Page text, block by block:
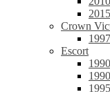
Crown
Escort